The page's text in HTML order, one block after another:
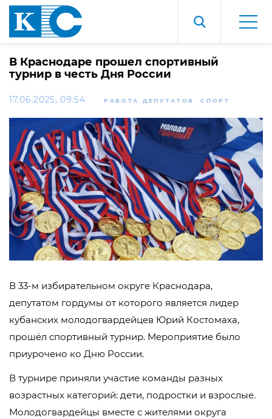
В Краснодаре прошел спортивный
турнир в честь Дня России
17.06.2025, 09:54 РАБОТА ДЕПУТАТОВ СПОРТ
В 33-м избирательном округе Краснодара,
депутатом гордумы от которого является лидер
кубанских молодогвардейцев Юрий Костомаха,
прошёл спортивный турнир. Мероприятие было
приурочено ко Дню России.
В турнире приняли участие команды разных
возрастных категорий: дети, подростки и взрослые.
Молодогвардейцы вместе с жителями округа